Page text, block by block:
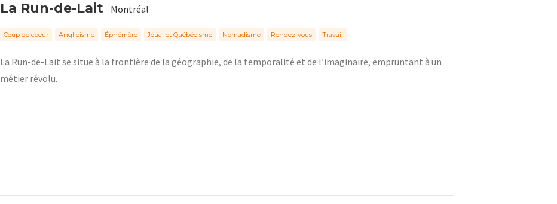
La Run-de-Lait Montréal
Coup de coeur Anglicisme Éphémère Joual et Québécisme Nomadisme Rendez-vous Travail
La Run-de-Lait se situe à la frontière de la géographie, de la temporalité et de l’imaginaire, empruntant à un
métier révolu.